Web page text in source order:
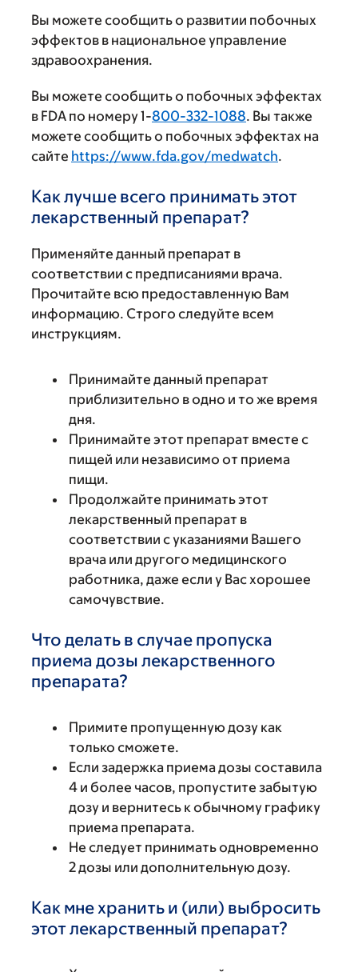
Вы можете сообщить о развитии побочных
эффектов в национальное управление
здравоохранения.
Вы можете сообщить о побочных эффектах
в FDA по номеру 1-800-332-1088. Вы также
можете сообщить о побочных эффектах на
сайте https://www.fda.gov/medwatch.
Как лучше всего принимать этот
лекарственный препарат?
Применяйте данный препарат в
соответствии с предписаниями врача.
Прочитайте всю предоставленную Вам
информацию. Строго следуйте всем
инструкциям.
Принимайте данный препарат
приблизительно в одно и то же время
дня.
Принимайте этот препарат вместе с
пищей или независимо от приема
пищи.
Продолжайте принимать этот
лекарственный препарат в
соответствии с указаниями Вашего
врача или другого медицинского
работника, даже если у Вас хорошее
самочувствие.
Что делать в случае пропуска
приема дозы лекарственного
препарата?
Примите пропущенную дозу как
только сможете.
Если задержка приема дозы составила
4 и более часов, пропустите забытую
дозу и вернитесь к обычному графику
приема препарата.
Не следует принимать одновременно
2 дозы или дополнительную дозу.
Как мне хранить и (или) выбросить
этот лекарственный препарат?